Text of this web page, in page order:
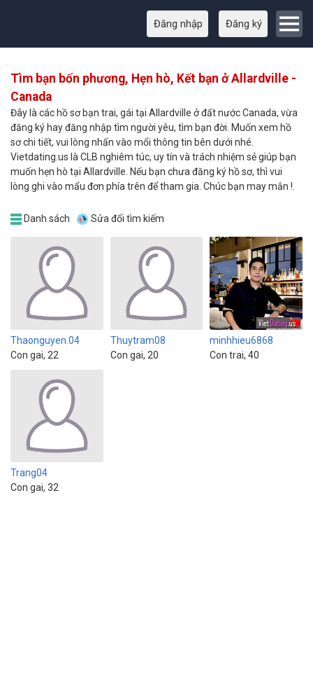
Đăng nhập Đăng ký
Tìm bạn bốn phương, Hẹn hò, Kết bạn ở Allardville -
Canada
Đây là các hồ sơ bạn trai, gái tại Allardville ở đất nước Canada, vừa
đăng ký hay đăng nhập tìm người yêu, tìm bạn đời. Muốn xem hồ
sơ chi tiết, vui lòng nhấn vào mổi thông tin bên dưới nhé.
Vietdating.us là CLB nghiêm túc, uy tín và trách nhiệm sẻ giúp bạn
muốn hẹn hò tại Allardville. Nếu bạn chưa đăng ký hồ sơ, thì vui
lòng ghi vào mẩu đơn phía trên để tham gia. Chúc bạn may mắn !.
Danh sách Sửa đổi tìm kiếm
Thaonguyen.04
Con gai, 22
Thuytram08
Con gai, 20
minhhieu6868
Con trai, 40
Trang04
Con gai, 32